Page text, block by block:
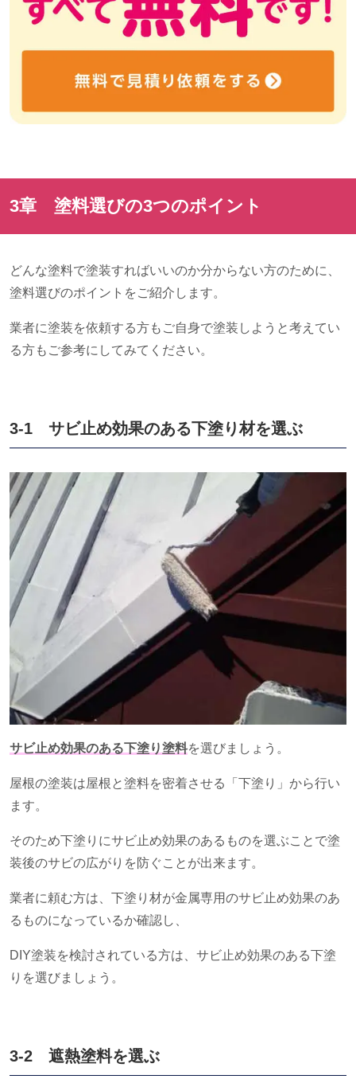
3章 塗料選びの3つのポイント
どんな塗料で塗装すればいいのか分からない方のために、
塗料選びのポイントをご紹介します。
業者に塗装を依頼する方もご自身で塗装しようと考えてい
る方もご参考にしてみてください。
3-1 サビ止め効果のある下塗り材を選ぶ
サビ止め効果のある下塗り塗料を選びましょう。
屋根の塗装は屋根と塗料を密着させる「下塗り」から行い
ます。
そのため下塗りにサビ止め効果のあるものを選ぶことで塗
装後のサビの広がりを防ぐことが出来ます。
業者に頼む方は、下塗り材が金属専用のサビ止め効果のあ
るものになっているか確認し、
DIY塗装を検討されている方は、サビ止め効果のある下塗
りを選びましょう。
3-2 遮熱塗料を選ぶ